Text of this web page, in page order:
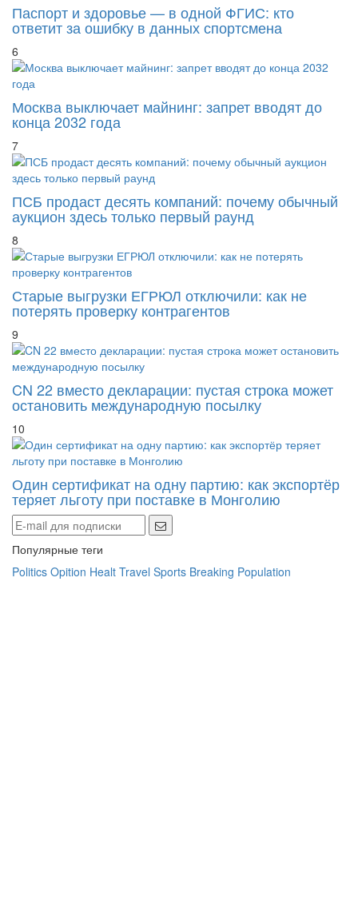
Паспорт и здоровье — в одной ФГИС: кто
ответит за ошибку в данных спортсмена
6
Москва выключает майнинг: запрет вводят до
конца 2032 года
7
ПСБ продаст десять компаний: почему обычный
аукцион здесь только первый раунд
8
Старые выгрузки ЕГРЮЛ отключили: как не
потерять проверку контрагентов
9
CN 22 вместо декларации: пустая строка может
остановить международную посылку
10
Один сертификат на одну партию: как экспортёр
теряет льготу при поставке в Монголию
Популярные теги
Politics Opition Healt Travel Sports Breaking Population